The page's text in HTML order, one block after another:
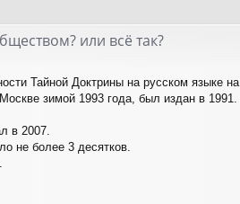
или всё так?
Тайной Доктрины на русском языке на
зимой 1993 года, был издан в 1991.
в 2007.
не более 3 десятков.